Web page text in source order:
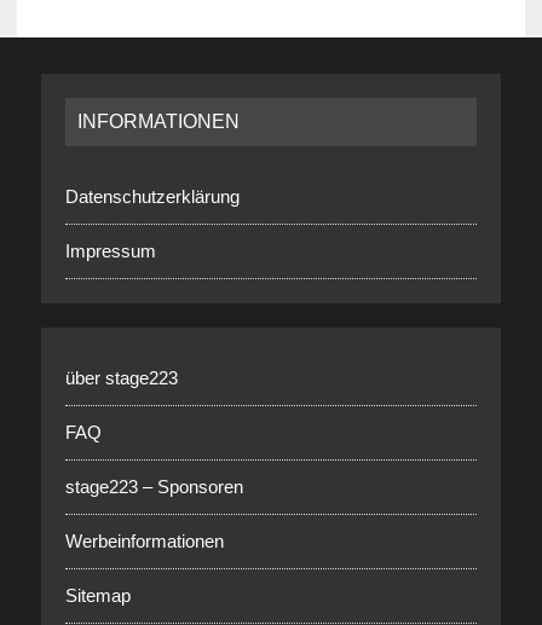
INFORMATIONEN
Datenschutzerklärung
Impressum
über stage223
FAQ
stage223 – Sponsoren
Werbeinformationen
Sitemap